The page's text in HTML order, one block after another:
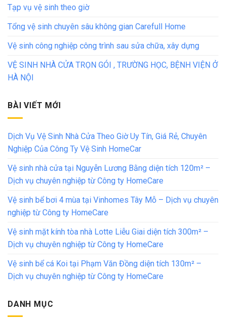
Tạp vụ vệ sinh theo giờ
Tổng vệ sinh chuyên sâu không gian Carefull Home
Vệ sinh công nghiệp công trình sau sửa chữa, xây dựng
VỆ SINH NHÀ CỬA TRỌN GÓI , TRƯỜNG HỌC, BỆNH VIỆN Ở
HÀ NỘI
BÀI VIẾT MỚI
Dịch Vụ Vệ Sinh Nhà Cửa Theo Giờ Uy Tín, Giá Rẻ, Chuyên
Nghiệp Của Công Ty Vệ Sinh HomeCar
Vệ sinh nhà cửa tại Nguyễn Lương Bằng diện tích 120m² –
Dịch vụ chuyên nghiệp từ Công ty HomeCare
Vệ sinh bể bơi 4 mùa tại Vinhomes Tây Mỗ – Dịch vụ chuyên
nghiệp từ Công ty HomeCare
Vệ sinh mặt kính tòa nhà Lotte Liễu Giai diện tích 300m² –
Dịch vụ chuyên nghiệp từ Công ty HomeCare
Vệ sinh bể cá Koi tại Phạm Văn Đồng diện tích 130m² –
Dịch vụ chuyên nghiệp từ Công ty HomeCare
DANH MỤC